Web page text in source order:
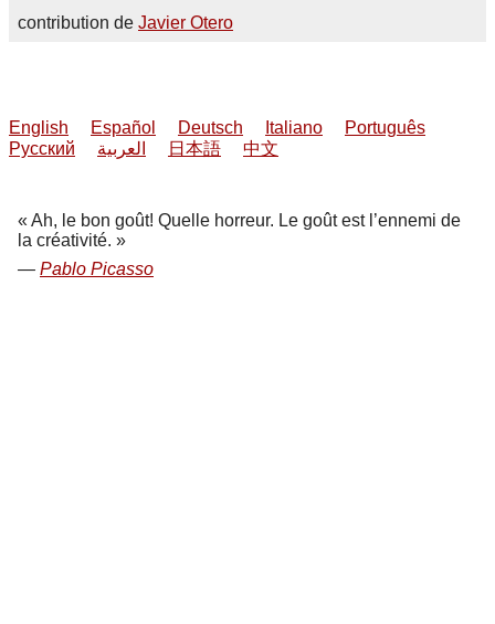
contribution de Javier Otero
English Español Deutsch Italiano
Português
Русский
العربية 日本語 中文
Ah, le bon goût! Quelle horreur. Le goût est l’ennemi de
la créativité.
Pablo Picasso